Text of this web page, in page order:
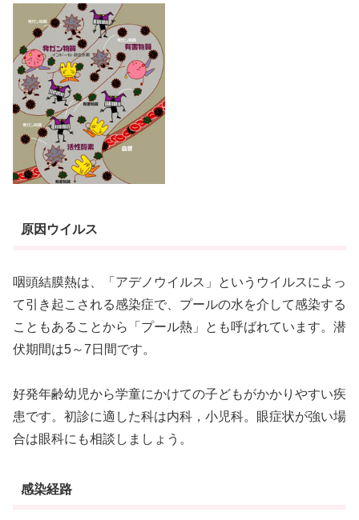
原因ウイルス
咽頭結膜熱は、「アデノウイルス」というウイルスによっ
て引き起こされる感染症で、プールの水を介して感染する
こともあることから「プール熱」とも呼ばれています。潜
伏期間は5～7日間です。
好発年齢幼児から学童にかけての子どもがかかりやすい疾
患です。初診に適した科は内科，小児科。眼症状が強い場
合は眼科にも相談しましょう。
感染経路